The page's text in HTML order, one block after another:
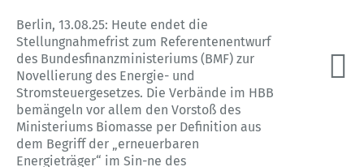
Berlin, 13.08.25: Heute endet die
Stellungnahmefrist zum Referentenentwurf
des Bundesfinanzministeriums (BMF) zur
Novellierung des Energie- und
Stromsteuergesetzes. Die Verbände im HBB
bemängeln vor allem den Vorstoß des
Ministeriums Biomasse per Definition aus
dem Begriff der „erneuerbaren
Energieträger“ im Sin-ne des